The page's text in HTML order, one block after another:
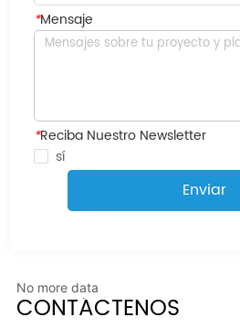
*Mensaje
*Reciba Nuestro Newsletter
sí
Enviar
No more data
CONTÁCTENOS